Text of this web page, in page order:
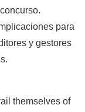
para
y gestores
themselves of